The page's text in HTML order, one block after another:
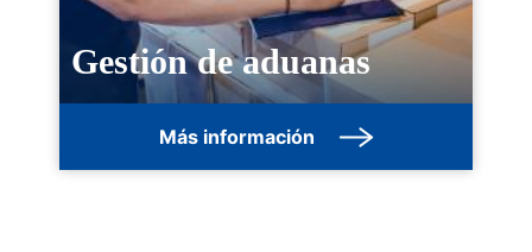
Gestión de aduanas
Más información